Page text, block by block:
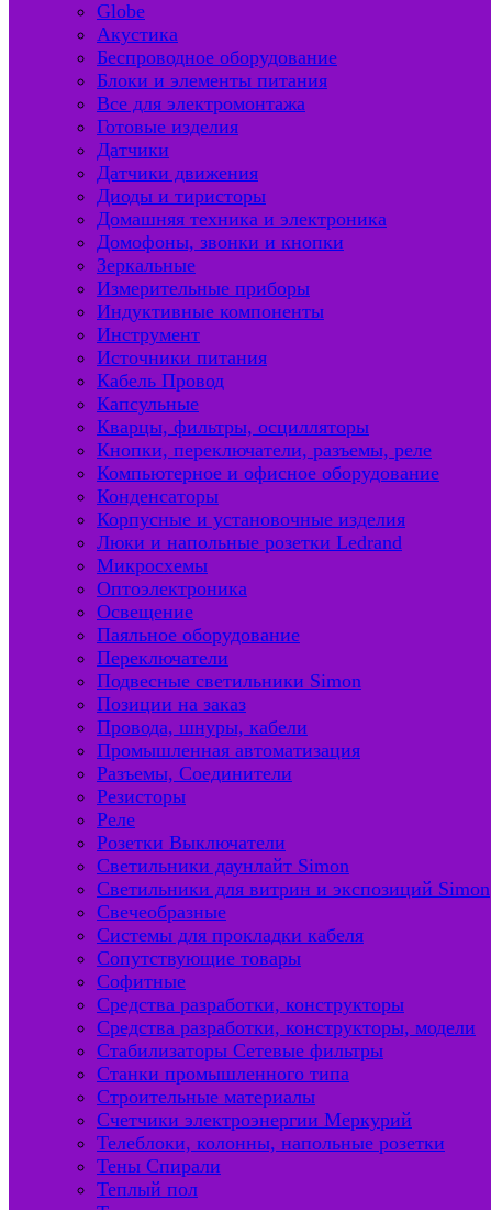
Globe
Акустика
Беспроводное оборудование
Блоки и элементы питания
Все для электромонтажа
Готовые изделия
Датчики
Датчики движения
Диоды и тиристоры
Домашняя техника и электроника
Домофоны, звонки и кнопки
Зеркальные
Измерительные приборы
Индуктивные компоненты
Инструмент
Источники питания
Кабель Провод
Капсульные
Кварцы, фильтры, осцилляторы
Кнопки, переключатели, разъемы, реле
Компьютерное и офисное оборудование
Конденсаторы
Корпусные и установочные изделия
Люки и напольные розетки Ledrand
Микросхемы
Оптоэлектроника
Освещение
Паяльное оборудование
Переключатели
Подвесные светильники Simon
Позиции на заказ
Провода, шнуры, кабели
Промышленная автоматизация
Разъемы, Соединители
Резисторы
Реле
Розетки Выключатели
Светильники даунлайт Simon
Светильники для витрин и экспозиций Simon
Свечеобразные
Системы для прокладки кабеля
Сопутствующие товары
Софитные
Средства разработки, конструкторы
Средства разработки, конструкторы, модели
Стабилизаторы Сетевые фильтры
Станки промышленного типа
Строительные материалы
Счетчики электроэнергии Меркурий
Телеблоки, колонны, напольные розетки
Тены Спирали
Теплый пол